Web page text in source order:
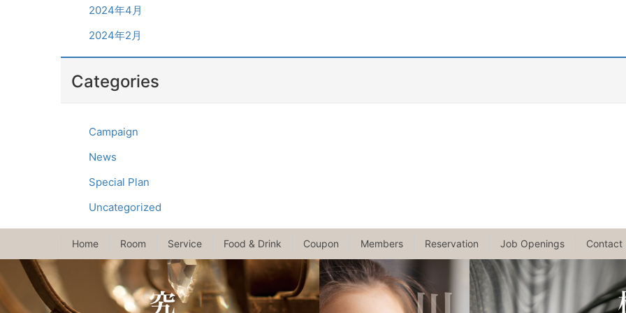
2024年4月
2024年2月
Categories
Campaign
News
Special Plan
Uncategorized
Home Room Service Food & Drink Coupon Members Reservation Job Openings Contact